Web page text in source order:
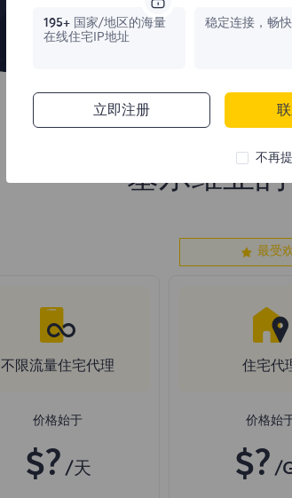
塞尔维亚
最受
不限流量住宅代理
价格始于
$? /天
住宅代
价格始
$? /
195+ 国家/地区的海量
在线住宅IP地址
稳定连接，畅快
立即注册
不再